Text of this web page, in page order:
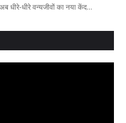
धीरे-धीरे वन्यजीवों का नया केंद…